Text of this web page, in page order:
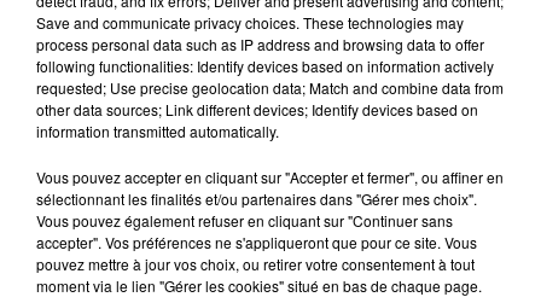
TITRES DIFFUSÉS
23h54
23h54
Save and communicate privacy choices. These technologies may
process personal data such as IP address and browsing data to offer
following functionalities: Identify devices based on information actively
requested; Use precise geolocation data; Match and combine data from
other data sources; Link different devices; Identify devices based on
information transmitted automatically.
Vous pouvez accepter en cliquant sur "Accepter et fermer", ou affiner en
sélectionnant les finalités et/ou partenaires dans "Gérer mes choix".
Vous pouvez également refuser en cliquant sur "Continuer sans
accepter". Vos préférences ne s'appliqueront que pour ce site. Vous
pouvez mettre à jour vos choix, ou retirer votre consentement à tout
moment via le lien "Gérer les cookies" situé en bas de chaque page.